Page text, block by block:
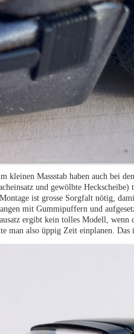
kleinen Massstab haben auch bei
und gewölbte
ist grosse Sorgfalt nötig,
mit Gummipuffern und
ergibt kein tolles Modell,
man also üppig Zeit einplanen.